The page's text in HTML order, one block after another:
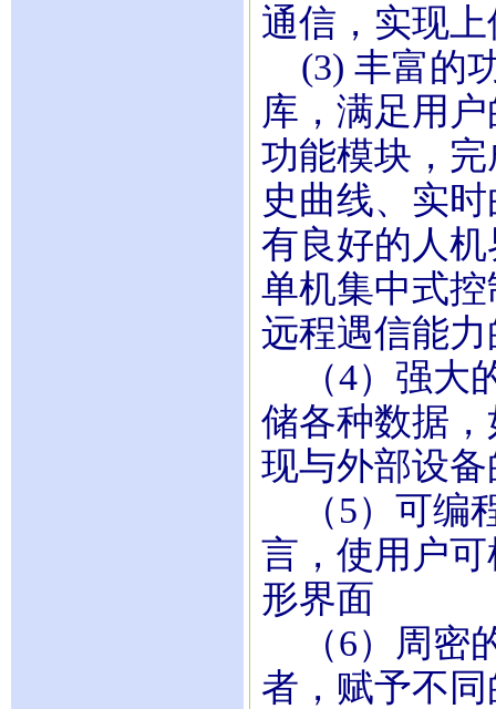
通信，实现
(3) 丰富的
库，满足用
功能模块，
史曲线、实
有良好的人
单机集中式
远程遇信能
（4）强大
储各种数据
现与外部设
（5）可编
言，使用户
形界面
（6）周密
者，赋予不